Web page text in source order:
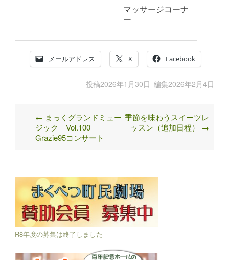
マッサージコーナ
ー
メールアドレス X Facebook
投稿2026年1月30日 編集2026年2月4日
Post
navigation
← まっくグランドミュー
ジック Vol.100
Grazie95コンサート
季節を味わうスイーツレ
ッスン（追加日程）
→
R8年度の募集は終了しました